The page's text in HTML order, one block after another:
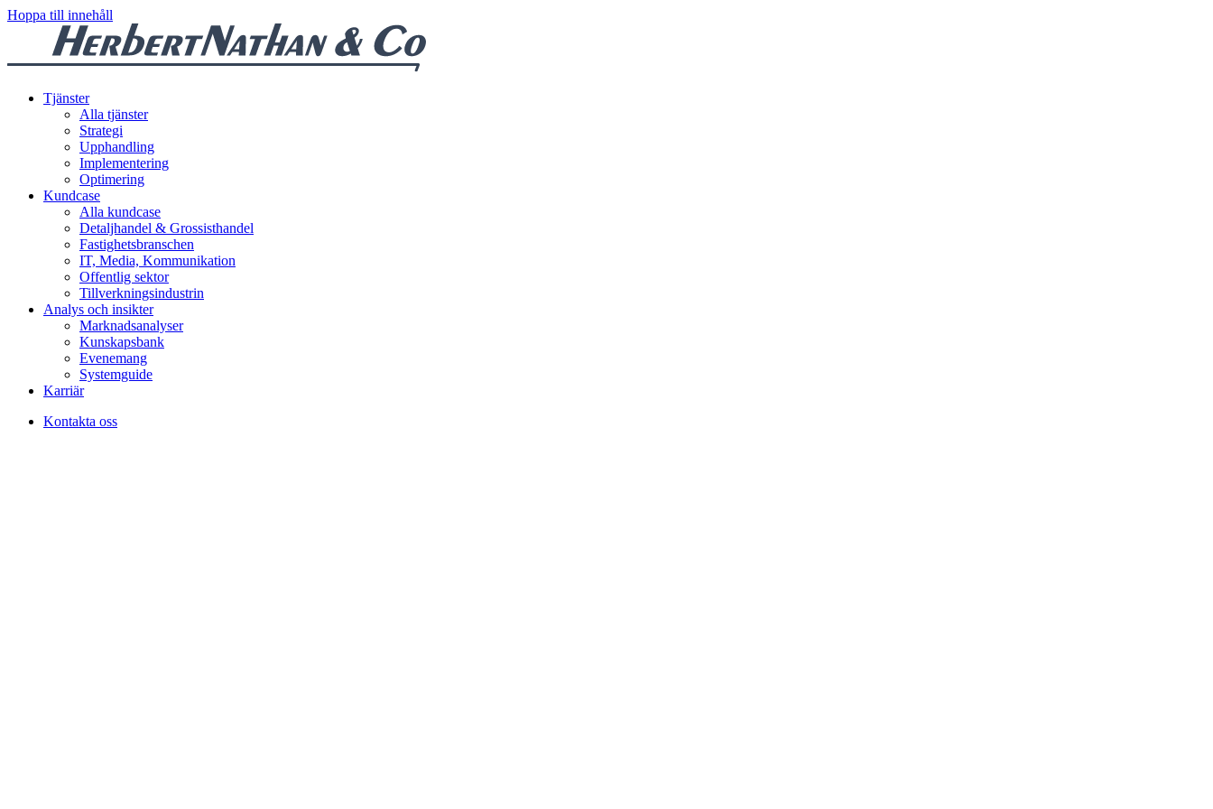
Hoppa till innehåll
Tjänster
Alla tjänster
Strategi
Upphandling
Implementering
Optimering
Kundcase
Alla kundcase
Detaljhandel & Grossisthandel
Fastighetsbranschen
IT, Media, Kommunikation
Offentlig sektor
Tillverkningsindustrin
Analys och insikter
Marknadsanalyser
Kunskapsbank
Evenemang
Systemguide
Karriär
Kontakta oss